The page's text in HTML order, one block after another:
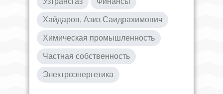
Хайдаров, Азиз Саидрахимович
Химическая промышленность
Частная собственность
Электроэнергетика